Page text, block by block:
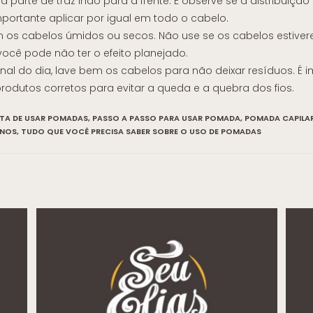
aplicar por igual em todo o cabelo.
os cabelos úmidos ou secos. Não use se os cabelos
pode não ter o efeito planejado.
do dia, lave bem os cabelos para não deixar resíduos. É
corretos para evitar a queda e a quebra dos fios.
DE USAR POMADAS, PASSO A PASSO PARA USAR POMADA, POMADA
, TUDO QUE VOCÊ PRECISA SABER SOBRE O USO DE POMADAS